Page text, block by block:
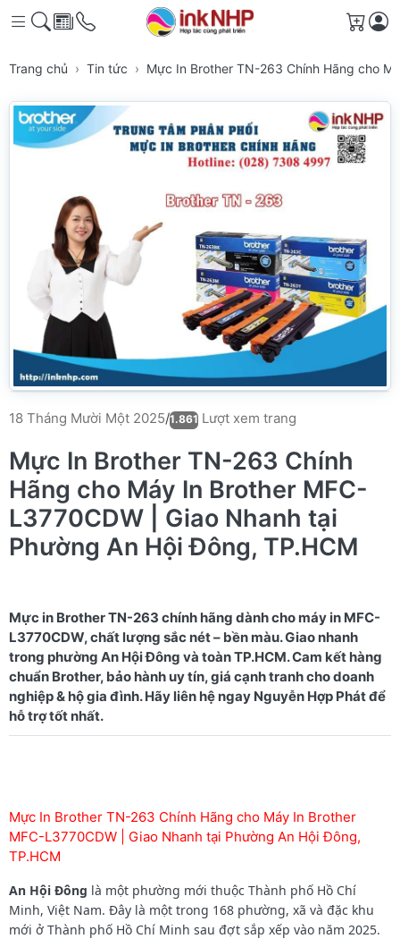
Giỏ
Trang chủ Tin tức Mực In Brother TN-263 Chính Hãng cho
18 Tháng Mười Một 2025/1.861 Lượt xem trang
Mực In Brother TN-263 Chính
Hãng cho Máy In Brother MFC-
L3770CDW | Giao Nhanh tại
Phường An Hội Đông, TP.HCM
Mực in Brother TN-263 chính hãng dành cho máy in MFC-
L3770CDW, chất lượng sắc nét – bền màu. Giao nhanh
trong phường An Hội Đông và toàn TP.HCM. Cam kết hàng
chuẩn Brother, bảo hành uy tín, giá cạnh tranh cho doanh
nghiệp & hộ gia đình. Hãy liên hệ ngay Nguyễn Hợp Phát để
Mực In Brother TN-263 Chính Hãng cho Máy In Brother
MFC-L3770CDW | Giao Nhanh tại Phường An Hội Đông,
TP.HCM
An Hội Đông là một phường mới thuộc Thành phố Hồ Chí
Minh, Việt Nam. Đây là một trong 168 phường, xã và đặc khu
mới ở Thành phố Hồ Chí Minh sau đợt sắp xếp vào năm 2025.